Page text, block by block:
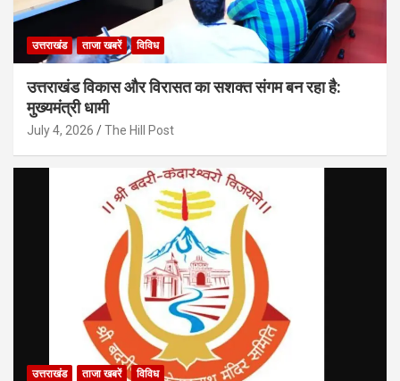
उत्तराखंड ताजा खबरें विविध
उत्तराखंड विकास और विरासत का सशक्त संगम बन रहा है:
मुख्यमंत्री धामी
July 4, 2026 The Hill Post
उत्तराखंड ताजा खबरें विविध